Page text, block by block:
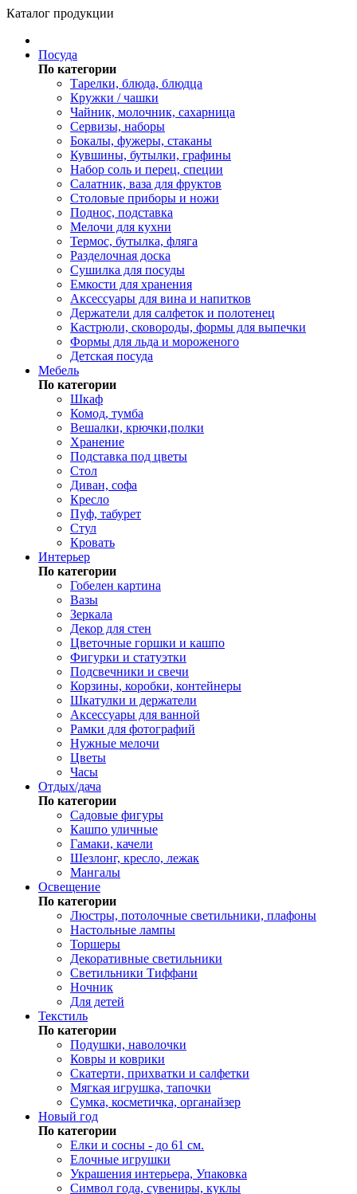
Каталог продукции
Посуда
По категории
Тарелки, блюда, блюдца
Кружки / чашки
Чайник, молочник, сахарница
Сервизы, наборы
Бокалы, фужеры, стаканы
Кувшины, бутылки, графины
Набор соль и перец, специи
Салатник, ваза для фруктов
Столовые приборы и ножи
Поднос, подставка
Мелочи для кухни
Термос, бутылка, фляга
Разделочная доска
Сушилка для посуды
Емкости для хранения
Аксессуары для вина и напитков
Держатели для салфеток и полотенец
Кастрюли, сковороды, формы для выпечки
Формы для льда и мороженого
Детская посуда
Мебель
По категории
Шкаф
Комод, тумба
Вешалки, крючки,полки
Хранение
Подставка под цветы
Стол
Диван, софа
Кресло
Пуф, табурет
Стул
Кровать
Интерьер
По категории
Гобелен картина
Вазы
Зеркала
Декор для стен
Цветочные горшки и кашпо
Фигурки и статуэтки
Подсвечники и свечи
Корзины, коробки, контейнеры
Шкатулки и держатели
Аксессуары для ванной
Рамки для фотографий
Нужные мелочи
Цветы
Часы
Отдых/дача
По категории
Садовые фигуры
Кашпо уличные
Гамаки, качели
Шезлонг, кресло, лежак
Мангалы
Освещение
По категории
Люстры, потолочные светильники, плафоны
Настольные лампы
Торшеры
Декоративные светильники
Светильники Тиффани
Ночник
Для детей
Текстиль
По категории
Подушки, наволочки
Ковры и коврики
Скатерти, прихватки и салфетки
Мягкая игрушка, тапочки
Сумка, косметичка, органайзер
Новый год
По категории
Елки и сосны - до 61 см.
Елочные игрушки
Украшения интерьера, Упаковка
Символ года, сувениры, куклы